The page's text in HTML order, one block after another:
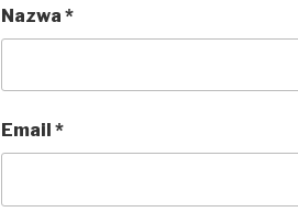
Nazwa *
Email *